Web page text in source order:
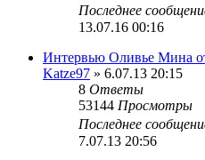
Последнее
13.07.16 00:16
Интервью Оливье Мина
Katze97 » 6.07.13 20:15
8 Ответы
53144 Просмотры
Последнее
7.07.13 20:56